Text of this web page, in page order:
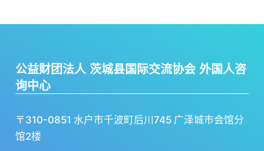
公益财团法人 茨城县国际交流协会 外国人咨
询中心
〒310-0851 水户市千波町后川745 广泽城市会馆分
馆2楼